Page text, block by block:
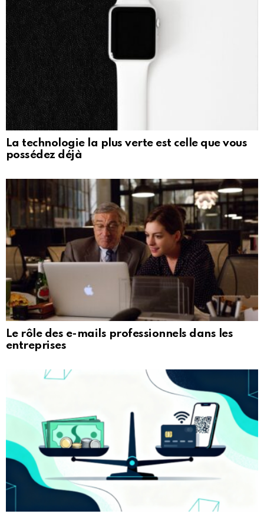
La technologie la plus verte est celle que vous
possédez déjà
Le rôle des e-mails professionnels dans les
entreprises